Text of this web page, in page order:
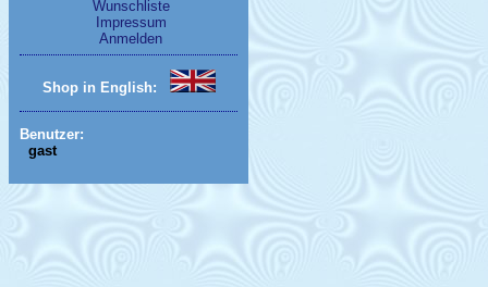
Wunschliste
Impressum
Anmelden
Shop in English:
Benutzer:
gast